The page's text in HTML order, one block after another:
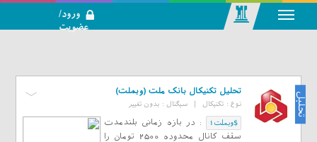
تحلیلی بازار
سرمایه
ورود/
عضویت
تحلیل
تحلیل تکنیکال بانک ملت (وبملت)
نوع : تکنیکال | سیگنال : بدون تغییر
$وبملت1 : در بازه زمانی بلندمدت
سقف کانال محدوده 2500 تومان را